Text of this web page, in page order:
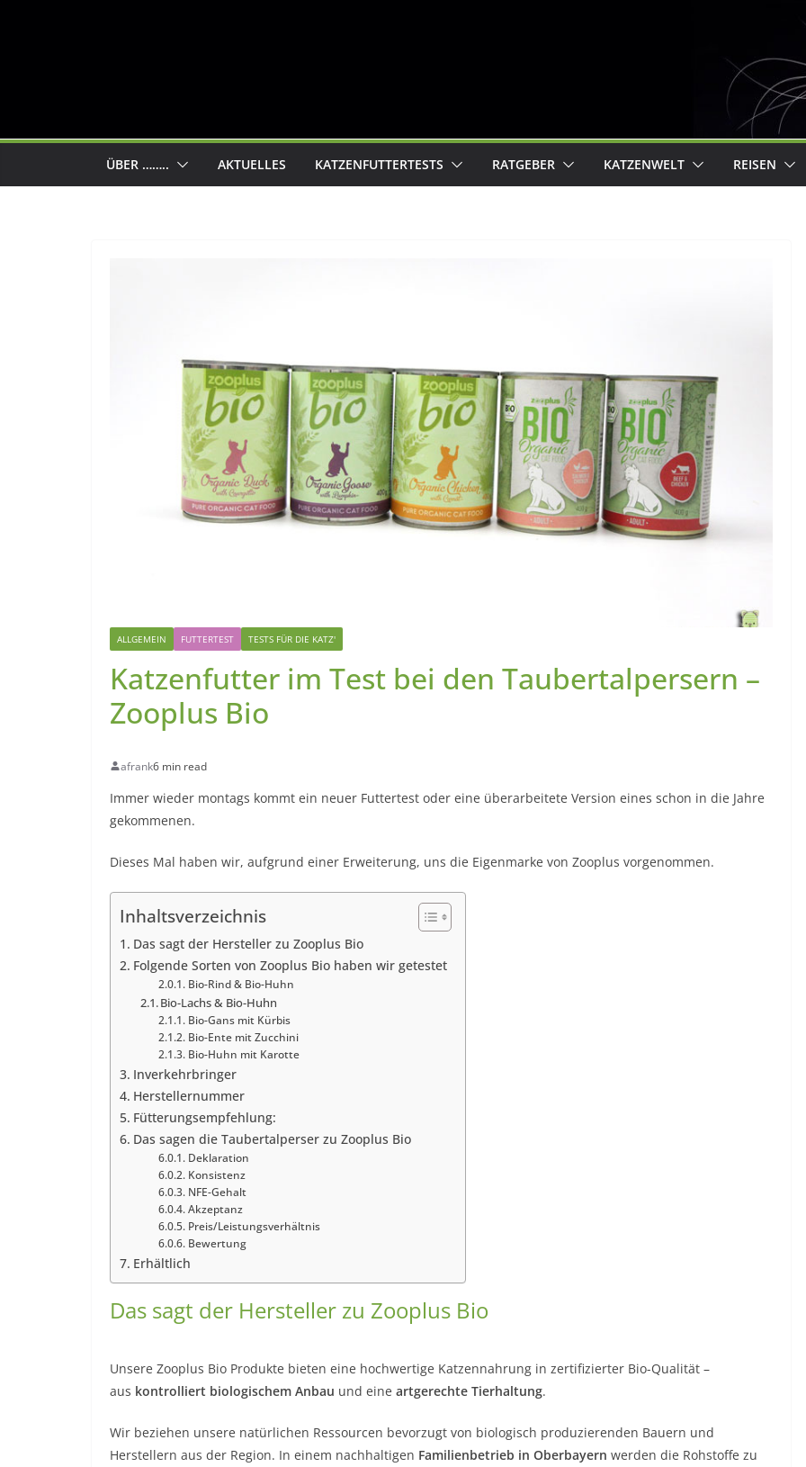
ÜBER …….. AKTUELLES KATZENFUTTERTESTS RATGEBER KATZENWELT REISEN
ALLGEMEIN FUTTERTEST TESTS FÜR DIE KATZ'
Katzenfutter im Test bei den Taubertalpersern –
Zooplus Bio
afrank6 min read
Immer wieder montags kommt ein neuer Futtertest oder eine überarbeitete Version eines schon in die Jahre
gekommenen.
Dieses Mal haben wir, aufgrund einer Erweiterung, uns die Eigenmarke von Zooplus vorgenommen.
Inhaltsverzeichnis
Das sagt der Hersteller zu Zooplus Bio
Folgende Sorten von Zooplus Bio haben wir getestet
Bio-Rind & Bio-Huhn
Bio-Lachs & Bio-Huhn
Bio-Gans mit Kürbis
Bio-Ente mit Zucchini
Bio-Huhn mit Karotte
Inverkehrbringer
Herstellernummer
Fütterungsempfehlung:
Das sagen die Taubertalperser zu Zooplus Bio
Deklaration
Konsistenz
NFE-Gehalt
Akzeptanz
Preis/Leistungsverhältnis
Bewertung
Erhältlich
Das sagt der Hersteller zu Zooplus Bio
Unsere Zooplus Bio Produkte bieten eine hochwertige Katzennahrung in zertifizierter Bio-Qualität –
aus kontrolliert biologischem Anbau und eine artgerechte Tierhaltung.
Wir beziehen unsere natürlichen Ressourcen bevorzugt von biologisch produzierenden Bauern und
Herstellern aus der Region. In einem nachhaltigen Familienbetrieb in Oberbayern werden die Rohstoffe zu